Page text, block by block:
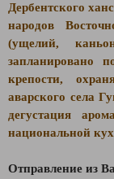
Дербентского
народов
(ущелий,
запланировано
крепости,
аварского села
дегустация
национальной
Отправление из